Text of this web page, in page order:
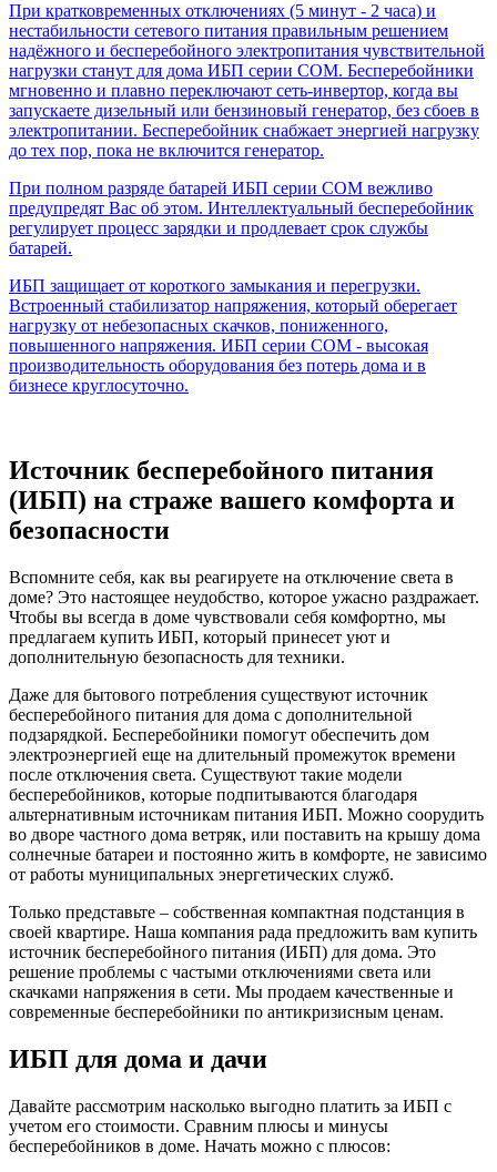
При кратковременных отключениях (5 минут - 2 часа) и
нестабильности сетевого питания правильным решением
надёжного и бесперебойного электропитания чувствительной
нагрузки станут для дома ИБП серии COM. Бесперебойники
мгновенно и плавно переключают сеть-инвертор, когда вы
запускаете дизельный или бензиновый генератор, без сбоев в
электропитании. Бесперебойник снабжает энергией нагрузку
до тех пор, пока не включится генератор.
При полном разряде батарей ИБП серии COM вежливо
предупредят Вас об этом. Интеллектуальный бесперебойник
регулирует процесс зарядки и продлевает срок службы
батарей.
ИБП защищает от короткого замыкания и перегрузки.
Встроенный стабилизатор напряжения, который оберегает
нагрузку от небезопасных скачков, пониженного,
повышенного напряжения. ИБП серии COM - высокая
производительность оборудования без потерь дома и в
бизнесе круглосуточно.
Источник бесперебойного питания
(ИБП) на страже вашего комфорта и
безопасности
Вспомните себя, как вы реагируете на отключение света в
доме? Это настоящее неудобство, которое ужасно раздражает.
Чтобы вы всегда в доме чувствовали себя комфортно, мы
предлагаем купить ИБП, который принесет уют и
дополнительную безопасность для техники.
Даже для бытового потребления существуют источник
бесперебойного питания для дома с дополнительной
подзарядкой. Бесперебойники помогут обеспечить дом
электроэнергией еще на длительный промежуток времени
после отключения света. Существуют такие модели
бесперебойников, которые подпитываются благодаря
альтернативным источникам питания ИБП. Можно соорудить
во дворе частного дома ветряк, или поставить на крышу дома
солнечные батареи и постоянно жить в комфорте, не зависимо
от работы муниципальных энергетических служб.
Только представьте – собственная компактная подстанция в
своей квартире. Наша компания рада предложить вам купить
источник бесперебойного питания (ИБП) для дома. Это
решение проблемы с частыми отключениями света или
скачками напряжения в сети. Мы продаем качественные и
современные бесперебойники по антикризисным ценам.
ИБП для дома и дачи
Давайте рассмотрим насколько выгодно платить за ИБП с
учетом его стоимости. Сравним плюсы и минусы
бесперебойников в доме. Начать можно с плюсов: